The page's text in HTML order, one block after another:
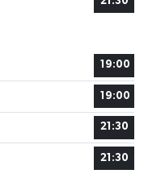
19:00
19:00
21:30
21:30